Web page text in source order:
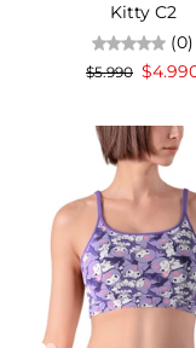
Kitty C2
(0)
$5.990